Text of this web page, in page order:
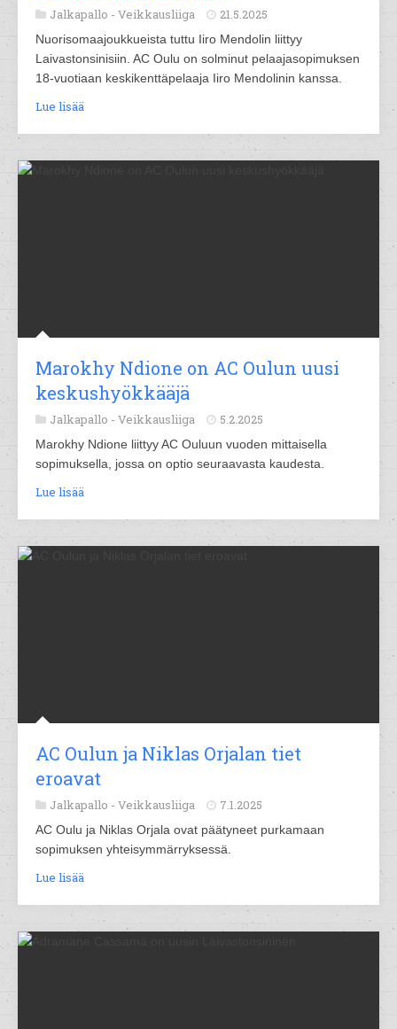
Jalkapallo - Veikkausliiga 21.5.2025
Nuorisomaajoukkueista tuttu Iiro Mendolin liittyy
Laivastonsinisiin. AC Oulu on solminut pelaajasopimuksen
18-vuotiaan keskikenttäpelaaja Iiro Mendolinin kanssa.
Lue lisää
Marokhy Ndione on AC Oulun uusi
keskushyökkääjä
Jalkapallo - Veikkausliiga 5.2.2025
Marokhy Ndione liittyy AC Ouluun vuoden mittaisella
sopimuksella, jossa on optio seuraavasta kaudesta.
Lue lisää
AC Oulun ja Niklas Orjalan tiet
eroavat
Jalkapallo - Veikkausliiga 7.1.2025
AC Oulu ja Niklas Orjala ovat päätyneet purkamaan
sopimuksen yhteisymmärryksessä.
Lue lisää